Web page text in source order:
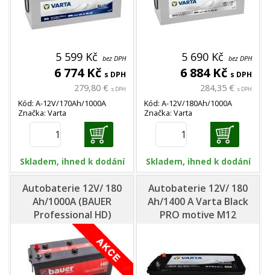
5 599 Kč bez DPH
6 774 Kč s DPH
279,80 € s DPH
Kód: A-12V/170Ah/1000A
Značka: Varta
Skladem, ihned k dodání
5 690 Kč bez DPH
6 884 Kč s DPH
284,35 € s DPH
Kód: A-12V/180Ah/1000A
Značka: Varta
Skladem, ihned k dodání
Autobaterie 12V/ 180
Ah/1000A (BAUER
Professional HD)
Autobaterie 12V/ 180
Ah/1400 A Varta Black
PRO motive M12